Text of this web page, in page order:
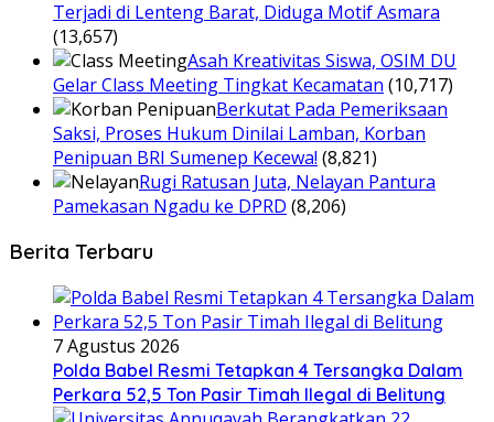
Terjadi di Lenteng Barat, Diduga Motif Asmara
(13,657)
Asah Kreativitas Siswa, OSIM DU
Gelar Class Meeting Tingkat Kecamatan (10,717)
Berkutat Pada Pemeriksaan
Saksi, Proses Hukum Dinilai Lamban, Korban
Penipuan BRI Sumenep Kecewa! (8,821)
Rugi Ratusan Juta, Nelayan Pantura
Pamekasan Ngadu ke DPRD (8,206)
Berita Terbaru
7 Agustus 2026
Polda Babel Resmi Tetapkan 4 Tersangka Dalam
Perkara 52,5 Ton Pasir Timah Ilegal di Belitung